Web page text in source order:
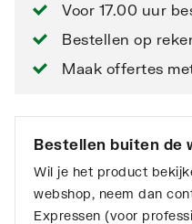
Voor 17.00 uur
Bestellen op
Maak offertes
Bestellen buiten de
Wil je het product
webshop, neem dan
Expressen (voor